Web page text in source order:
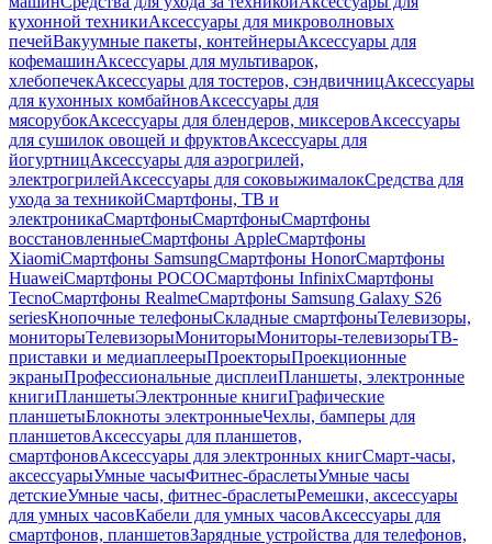
кухонной техникиАксессуары для микроволновых
печейВакуумные пакеты, контейнерыАксессуары для
кофемашинАксессуары для мультиварок,
хлебопечекАксессуары для тостеров, сэндвичницАксессуары
для кухонных комбайновАксессуары для
мясорубокАксессуары для блендеров, миксеровАксессуары
для сушилок овощей и фруктовАксессуары для
йогуртницАксессуары для аэрогрилей,
электрогрилейАксессуары для соковыжималокСредства для
ухода за техникойСмартфоны, ТВ и
электроникаСмартфоныСмартфоныСмартфоны
восстановленныеСмартфоны AppleСмартфоны
XiaomiСмартфоны SamsungСмартфоны HonorСмартфоны
HuaweiСмартфоны POCOСмартфоны InfinixСмартфоны
TecnoСмартфоны RealmeСмартфоны Samsung Galaxy S26
seriesКнопочные телефоныСкладные смартфоныТелевизоры,
мониторыТелевизорыМониторыМониторы-телевизорыТВ-
приставки и медиаплеерыПроекторыПроекционные
экраныПрофессиональные дисплеиПланшеты, электронные
книгиПланшетыЭлектронные книгиГрафические
планшетыБлокноты электронныеЧехлы, бамперы для
планшетовАксессуары для планшетов,
смартфоновАксессуары для электронных книгСмарт-часы,
аксессуарыУмные часыФитнес-браслетыУмные часы
детскиеУмные часы, фитнес-браслетыРемешки, аксессуары
для умных часовКабели для умных часовАксессуары для
смартфонов, планшетовЗарядные устройства для телефонов,